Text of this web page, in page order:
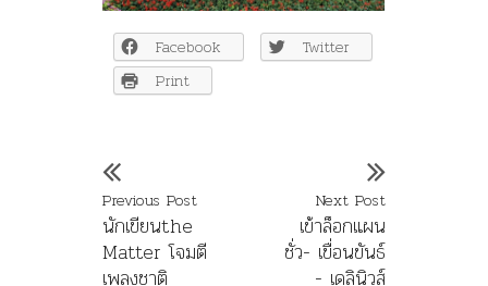
Facebook
Twitter
Print
Previous Post
นักเขียนthe
Matter โจมตี
เพลงชาติ
Next Post
เข้าล็อกแผน
ชั่ว- เขื่อนขันธ์
- เดลินิวส์